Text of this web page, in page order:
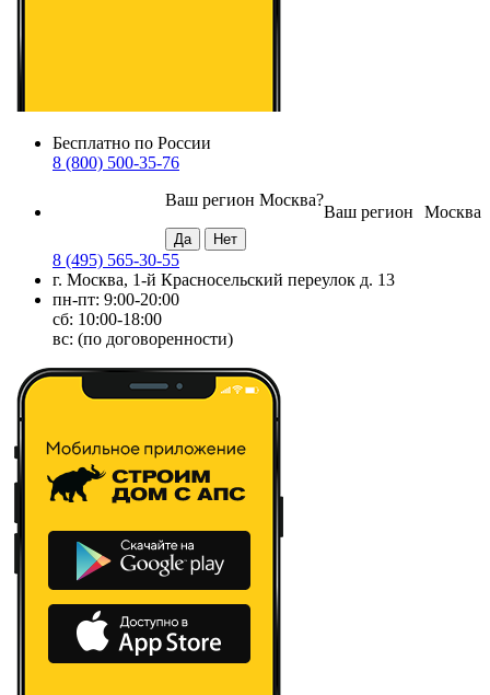
Бесплатно по России
8 (800) 500-35-76
Москва
Ваш регион
Ваш регион Москва?
8 (495) 565-30-55
г. Москва, 1-й Красносельский переулок д. 13
пн-пт: 9:00-20:00
сб: 10:00-18:00
вс: (по договоренности)